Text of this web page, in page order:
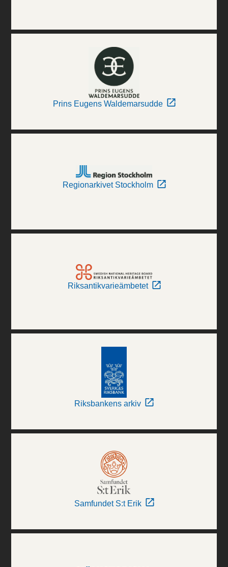
Prins Eugens Waldemarsudde
Regionarkivet Stockholm
Riksantikvarieämbetet
Riksbankens arkiv
Samfundet S:t Erik